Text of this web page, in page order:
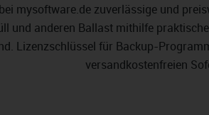
mysoftware.de zuverlässige und
und anderen Ballast mithilfe
Lizenzschlüssel für Backup-
versandkostenfreien